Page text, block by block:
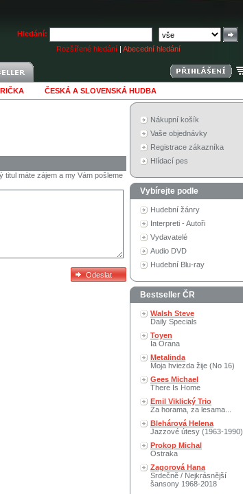
Hledání:
Rozšířené hledání | Abecední hledání
ČESKÁ A SLOVENSKÁ HUDBA
titul máte zájem a my Vám pošleme
Nákupní košík
Vaše objednávky
Registrace zákazníka
Hlídací pes
Vybírejte podle
Hudební žánry
Interpreti - Autoři
Vydavatelé
Audio DVD
Hudební Blu-ray
Bestseller ČR
Walsh Steve
Daily Specials
Toyen
Ia Orana
Metalinda
Moja hviezda žije (No 16)
Gees Michael
There Is Home
Emil Viklický Trio
Za horama, za lesama...
Blehárová Helena
Jazzové útesy (1963-1990)
Prokop Michal
Ostraka
Zagorová Hana
Srdečně / Nejkrásnější
šansony 1968-2018